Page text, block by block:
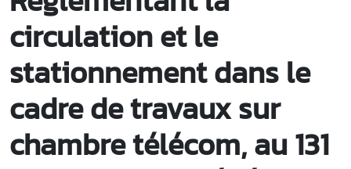
circulation et le
stationnement dans le
cadre de travaux sur
chambre télécom, au 131